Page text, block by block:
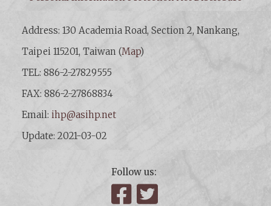
Address: 130 Academia Road, Section 2, Nankang,
Taipei 115201, Taiwan (Map)
TEL: 886-2-27829555
FAX: 886-2-27868834
Email: ihp@asihp.net
Update: 2021-03-02
Follow us:
Facebook